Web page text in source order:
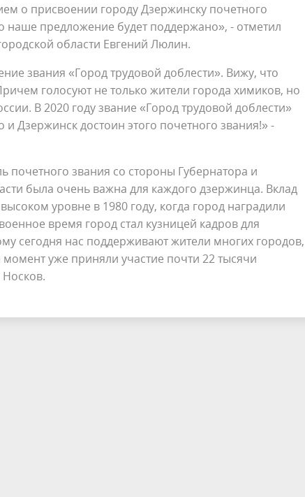
о присвоении городу Дзержинску почетного
наше предложение будет поддержано», - отметил
области Евгений Люлин.
звания «Город трудовой доблести». Вижу, что
голосуют не только жители города химиков, но
В 2020 году звание «Город трудовой доблести»
Дзержинск достоин этого почетного звания!» -
звания со стороны Губернатора и
была очень важна для каждого дзержинца. Вклад
уровне в 1980 году, когда город наградили
время город стал кузницей кадров для
сегодня нас поддерживают жители многих городов,
уже приняли участие почти 22 тысячи
Носков.